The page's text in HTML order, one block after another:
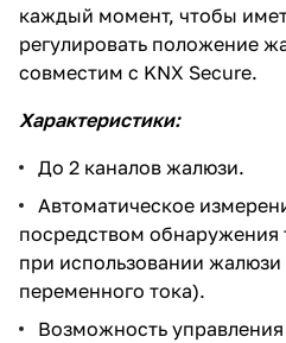
каждый момент, чтобы
регулировать положение
совместим с KNX Secure.
Характеристики:
До 2 каналов жалюзи.
Автоматическое
посредством обнаружения
при использовании
переменного тока).
Возможность